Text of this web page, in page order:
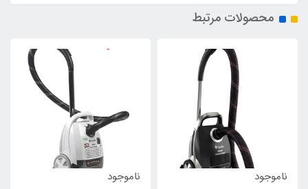
محصولات مرتبط
ناموجود ناموجود